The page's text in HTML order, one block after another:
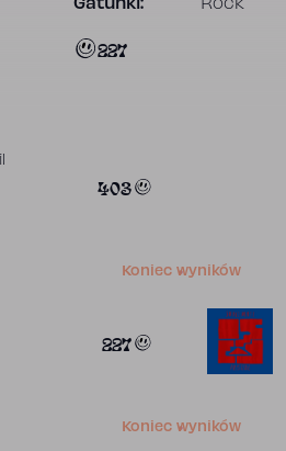
Gatunki: Rock
227
403
Koniec wyników
227
Koniec wyników